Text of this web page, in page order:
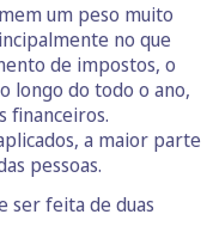
um peso muito
no que
de impostos, o
longo do todo o ano,
financeiros.
a maior parte
pessoas.
ser feita de duas